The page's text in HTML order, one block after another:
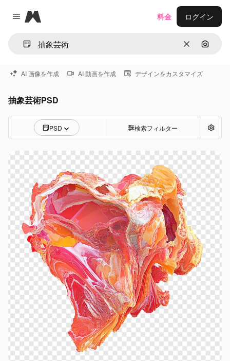
Close menu
Magnific
消去 画像で
料金 ログイン
AI 画像を作成 AI 動画を作成 デザインをカスタマイズ
抽象芸術PSD
PSD 検索フィルター